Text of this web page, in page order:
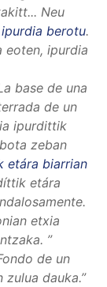
Neu
ipurdia berotu.
eoten, ipurdia
base de una
de un
ipurdittik
zeban
etára biarrian
etára
etxia
”
de un
zulua dauka.”